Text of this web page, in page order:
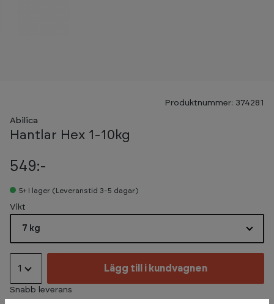
Produktnummer: 374281
Abilica
Hantlar Hex 1-10kg
549:-
5+ I lager (Leveranstid 3-5 dagar)
Select
Vikt
7 kg
1 Lägg till i kundvagnen
Snabb leverans